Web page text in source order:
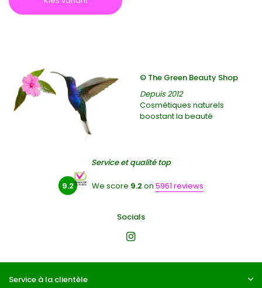
© The Green Beauty Shop
Depuis 2012
Cosmétiques naturels
boostant la beauté
Service et qualité top
9.2 We score 9.2 on 5961 reviews
Socials
Service à la clientèle